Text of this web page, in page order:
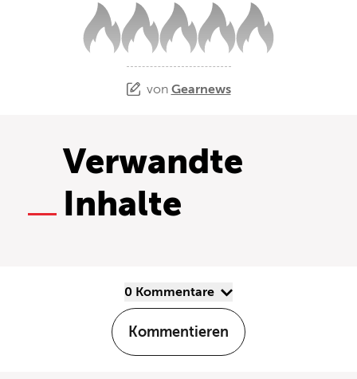
von Gearnews
Verwandte
Inhalte
0 Kommentare
Kommentieren